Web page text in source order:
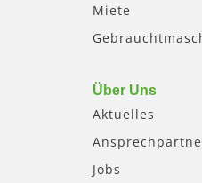
Miete
Über Uns
Aktuelles
Jobs